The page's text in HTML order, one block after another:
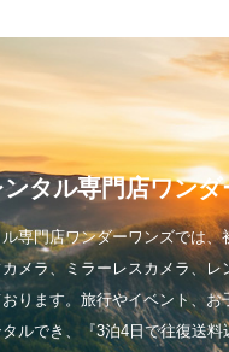
タル専門店ワンダ
専門店ワンダーワンズでは
メラ、ミラーレスカメラ、
ります。旅行やイベント、
ルでき、『3泊4日で往復送